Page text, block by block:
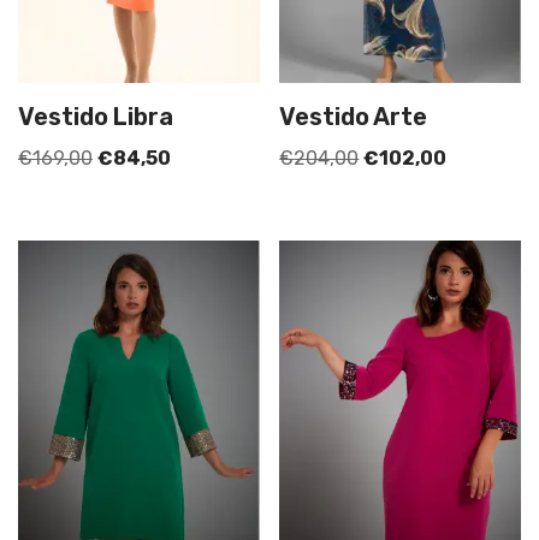
Vestido Libra
€169,00 €84,50
Vestido Arte
€204,00 €102,00